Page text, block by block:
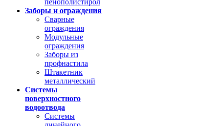
пенополистирол
Заборы и ограждения
Сварные
ограждения
Модульные
ограждения
Заборы из
профнастила
Штакетник
металлический
Системы
поверхностного
водоотвода
Системы